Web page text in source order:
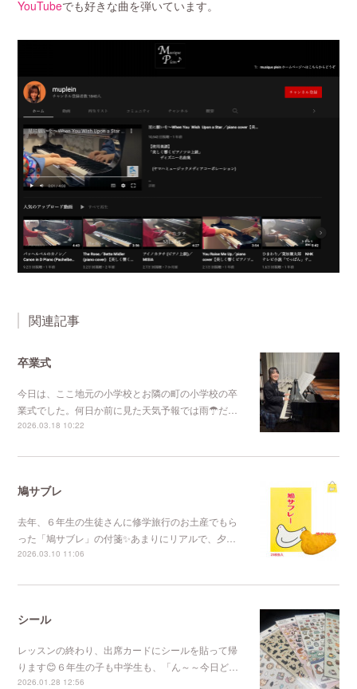
YouTubeでも好きな曲を弾いています。
関連記事
卒業式
今日は、ここ地元の小学校とお隣の町の小学校の卒
業式でした。何日か前に見た天気予報では雨☂だ…
2026.03.18 10:22
鳩サブレ
去年、６年生の生徒さんに修学旅行のお土産でもら
った「鳩サブレ」の付箋✨あまりにリアルで、夕…
2026.03.10 11:06
シール
レッスンの終わり、出席カードにシールを貼って帰
ります😊６年生の子も中学生も、「ん～～今日ど…
2026.01.28 12:56